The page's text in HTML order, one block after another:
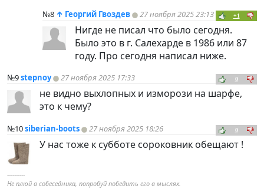
№8 ↑ Георгий Гвоздев 27 ноября 2025 23:13 +1
Нигде не писал что было сегодня.
Было это в г. Салехарде в 1986 или 87
году. Про сегодня написал ниже.
№9stepnoy 27 ноября 2025 17:33 0
не видно выхлопных и изморози на шарфе,
это к чему?
№10siberian-boots 27 ноября 2025 18:26 0
У нас тоже к субботе сороковник обещают !
----------
Не плюй в собеседника, попробуй победить его в мыслях.